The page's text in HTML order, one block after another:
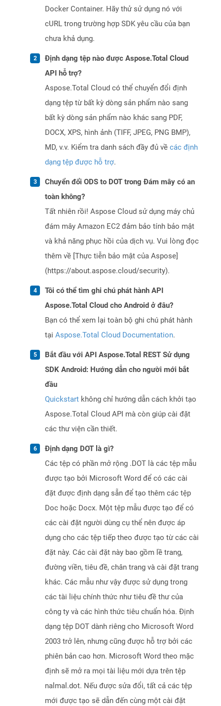
Docker Container. Hãy thử sử dụng nó với
cURL trong trường hợp SDK yêu cầu của bạn
chưa khả dụng.
Định dạng tệp nào được Aspose.Total Cloud
API hỗ trợ?
Aspose.Total Cloud có thể chuyển đổi định
dạng tệp từ bất kỳ dòng sản phẩm nào sang
bất kỳ dòng sản phẩm nào khác sang PDF,
DOCX, XPS, hình ảnh (TIFF, JPEG, PNG BMP),
MD, v.v. Kiểm tra danh sách đầy đủ về các định
dạng tệp được hỗ trợ.
Chuyển đổi ODS to DOT trong Đám mây có an
toàn không?
Tất nhiên rồi! Aspose Cloud sử dụng máy chủ
đám mây Amazon EC2 đảm bảo tính bảo mật
và khả năng phục hồi của dịch vụ. Vui lòng đọc
thêm về [Thực tiễn bảo mật của Aspose]
(https://about.aspose.cloud/security).
Tôi có thể tìm ghi chú phát hành API
Aspose.Total Cloud cho Android ở đâu?
Bạn có thể xem lại toàn bộ ghi chú phát hành
tại Aspose.Total Cloud Documentation.
Bắt đầu với API Aspose.Total REST Sử dụng
SDK Android: Hướng dẫn cho người mới bắt
đầu
Quickstart không chỉ hướng dẫn cách khởi tạo
Aspose.Total Cloud API mà còn giúp cài đặt
các thư viện cần thiết.
Định dạng DOT là gì?
Các tệp có phần mở rộng .DOT là các tệp mẫu
được tạo bởi Microsoft Word để có các cài
đặt được định dạng sẵn để tạo thêm các tệp
Doc hoặc Docx. Một tệp mẫu được tạo để có
các cài đặt người dùng cụ thể nên được áp
dụng cho các tệp tiếp theo được tạo từ các cài
đặt này. Các cài đặt này bao gồm lề trang,
đường viền, tiêu đề, chân trang và cài đặt trang
khác. Các mẫu như vậy được sử dụng trong
các tài liệu chính thức như tiêu đề thư của
công ty và các hình thức tiêu chuẩn hóa. Định
dạng tệp DOT dành riêng cho Microsoft Word
2003 trở lên, nhưng cũng được hỗ trợ bởi các
phiên bản cao hơn. Microsoft Word theo mặc
định sẽ mở ra mọi tài liệu mới dựa trên tệp
nalmal.dot. Nếu được sửa đổi, tất cả các tệp
mới được tạo sẽ dẫn đến cùng một cài đặt